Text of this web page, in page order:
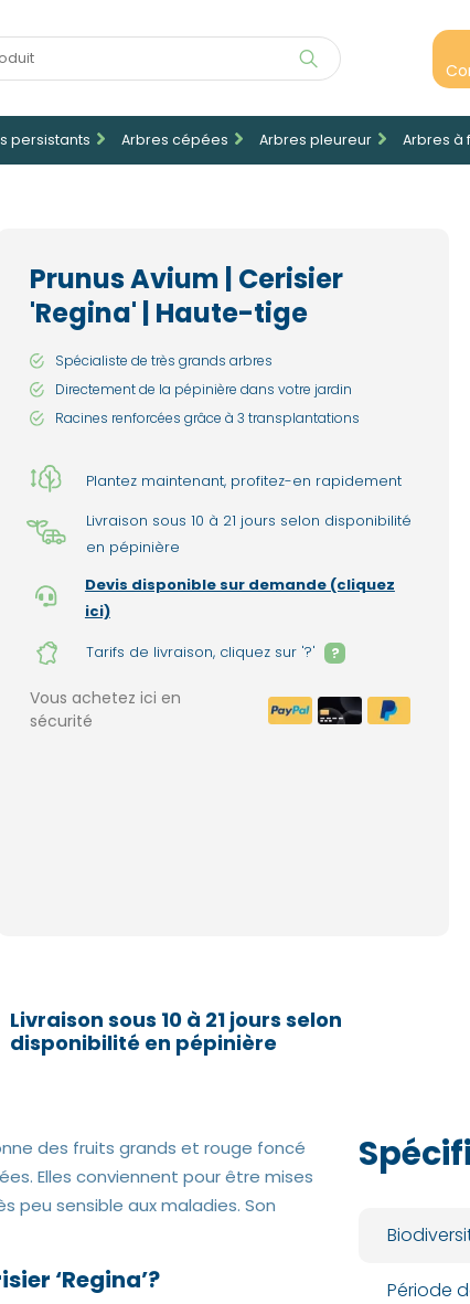
persistants Arbres cépées Arbres pleureur Arbres à
Prunus Avium | Cerisier
'Regina' | Haute-tige
Spécialiste de très grands arbres
Directement de la pépinière dans votre jardin
Racines renforcées grâce à 3 transplantations
Plantez maintenant, profitez-en rapidement
Livraison sous 10 à 21 jours selon disponibilité
en pépinière
Devis disponible sur demande (cliquez
ici)
Tarifs de livraison, cliquez sur '?'
?
Vous achetez ici en
sécurité
Livraison sous 10 à 21 jours selon
disponibilité en pépinière
des fruits grands et rouge foncé
Elles conviennent pour être mises
peu sensible aux maladies. Son
‘Regina’? Période